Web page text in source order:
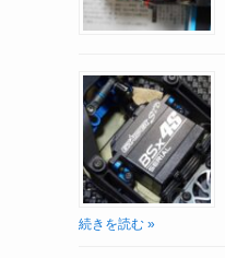
続きを読む »